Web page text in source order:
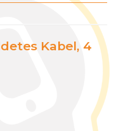
Kabel, 4